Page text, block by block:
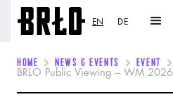
EN DE
HOME NEWS & EVENTS EVENT
BRLO Public Viewing – WM 2026